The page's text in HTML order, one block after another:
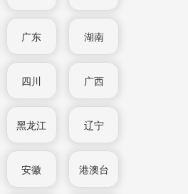
广东 湖南
四川 广西
黑龙江 辽宁
安徽 港澳台